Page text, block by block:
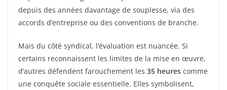
depuis des années davantage de souplesse, via des
accords d’entreprise ou des conventions de branche.
Mais du côté syndical, l’évaluation est nuancée. Si
certains reconnaissent les limites de la mise en œuvre,
d’autres défendent farouchement les 35 heures comme
une conquête sociale essentielle. Elles symbolisent,